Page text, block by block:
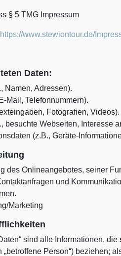
§ 5 TMG Impressum
https://www.stewiontour.de/
Daten:
Namen, Adressen).
Mail, Telefonnummern).
Fotografien, Videos).
besuchte Webseiten, Interesse
(z.B., Geräte-
des Onlineangebotes, seiner
und
Marketing
sind alle Informationen,
„betroffene Person“) beziehen;